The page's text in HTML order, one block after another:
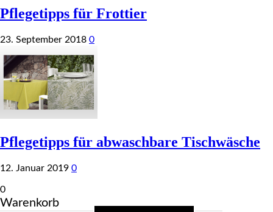
Pflegetipps für Frottier
23. September 2018 0
Pflegetipps für abwaschbare Tischwäsche
12. Januar 2019 0
0
Warenkorb